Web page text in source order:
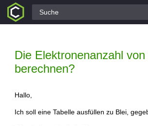
Alle Fragen
Die Elektronenanzahl von
berechnen?
Hallo,
Ich soll eine Tabelle ausfüllen zu Blei,